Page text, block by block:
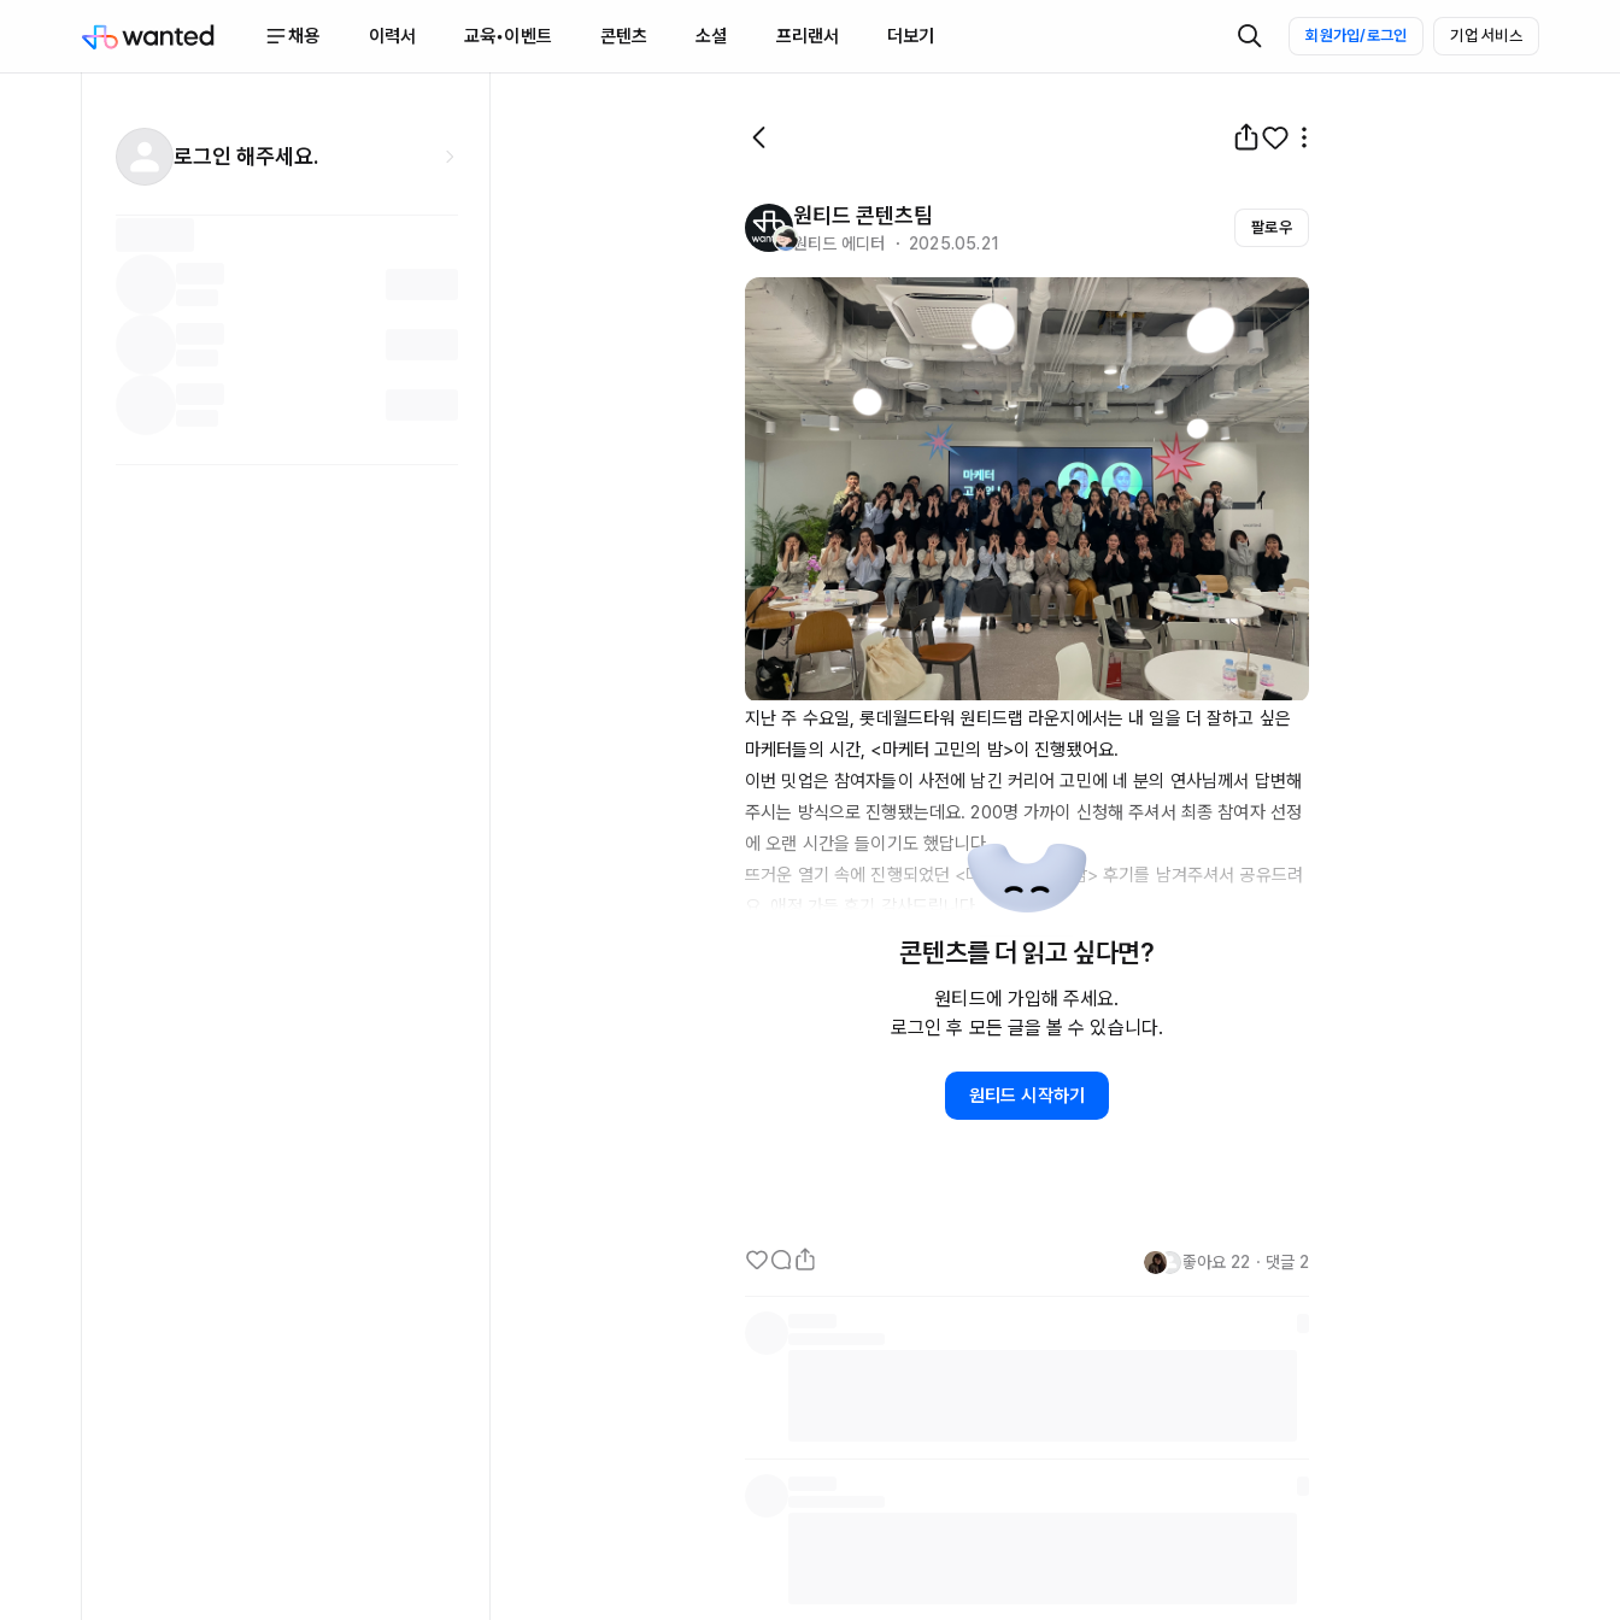
채용 이력서 교육•이벤트 콘텐츠 소셜 프리랜서 더보기 회원가입/로그인 기업 서비스
로그인 해주세요.
원티드 콘텐츠팀
원티드 에디터 ・ 2025.05.21
팔로우
지난 주 수요일, 롯데월드타워 원티드랩 라운지에서는 내 일을 더 잘하고 싶은
마케터들의 시간, <마케터 고민의 밤>이 진행됐어요.
이번 밋업은 참여자들이 사전에 남긴 커리어 고민에 네 분의 연사님께서 답변해
주시는 방식으로 진행됐는데요. 200명 가까이 신청해 주셔서 최종 참여자 선정
에 오랜 시간을 들이기도 했답니다.
뜨거운 열기 속에 진행되었던 <마케터 고민의 밤> 후기를 남겨주셔서 공유드려
요. 애정 가득 후기 감사드립니다.
https://www.linkedin.com/feed/update/urn:li:activity:73308706743
콘텐츠를 더 읽고 싶다면?
원티드에 가입해 주세요.
로그인 후 모든 글을 볼 수 있습니다.
원티드 시작하기
좋아요 22 ・ 댓글 2